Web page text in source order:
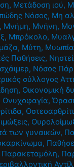
, Μετάδοση ιού,
Νόσος, Μη
, Μνήμη, Μνήνη,
, Μπρόκολο,
, Μύτη, Μυωπία
Παθήσεις,
, Νόσος
σύλλογος
, Οικονομική
Ονυχοφαγία,
,
,
των γυναικών,
,
Παρακεταμόλη,